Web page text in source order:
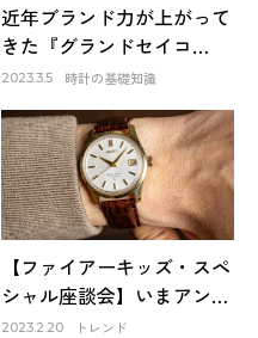
近年ブランド力が上がって
きた『グランドセイコ
ー』。そのファーストモデ
ルは品質も良く、日本の誇
りでもある！
2023.3.5 時計の基礎知識
【ファイアーキッズ・スペ
シャル座談会】いまアンテ
ィーク時計市場はどうなっ
2023.2.20 トレンド